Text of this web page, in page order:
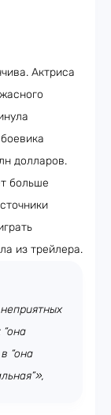
Актриса
долларов.
больше
из трейлера.
“она